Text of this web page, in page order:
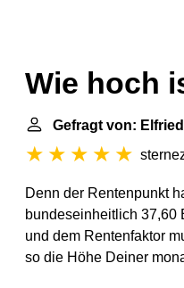
Wie hoch
Gefragt von:
Denn der Rentenpunkt
bundeseinheitlich 37,60
und dem Rentenfaktor
so die Höhe Deiner